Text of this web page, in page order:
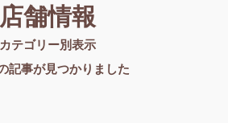
店舗情報
カテゴリー別表示
記事が見つかりました